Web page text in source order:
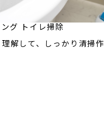
グ トイレ掃除
解して、しっかり清掃作